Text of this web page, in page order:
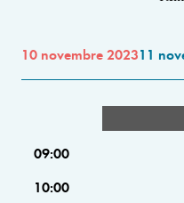
10 novembre 202311
09:00
10:00